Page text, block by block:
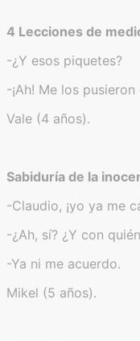
4 Lecciones de
-¿Y esos piquetes?
-¡Ah! Me los
Vale (4 años).
Sabiduría de la
-Claudio, ¡yo ya me
-¿Ah, sí? ¿Y con
-Ya ni me acuerdo.
Mikel (5 años).